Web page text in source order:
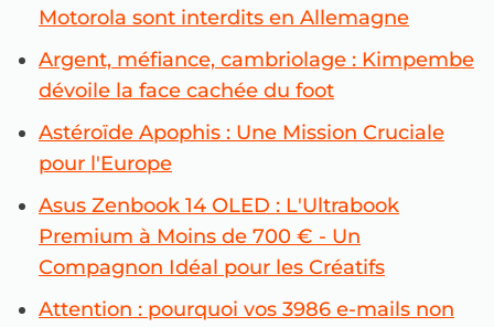
Motorola sont interdits en Allemagne
Argent, méfiance, cambriolage : Kimpembe
dévoile la face cachée du foot
Astéroïde Apophis : Une Mission Cruciale
pour l'Europe
Asus Zenbook 14 OLED : L'Ultrabook
Premium à Moins de 700 € - Un
Compagnon Idéal pour les Créatifs
Attention : pourquoi vos 3986 e-mails non